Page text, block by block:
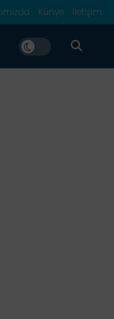
Künye İletişim